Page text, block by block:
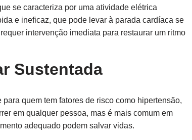
se caracteriza por uma atividade elétrica
e ineficaz, que pode levar à parada cardíaca se
intervenção imediata para restaurar um ritmo
Sustentada
quem tem fatores de risco como hipertensão,
em qualquer pessoa, mas é mais comum em
adequado podem salvar vidas.